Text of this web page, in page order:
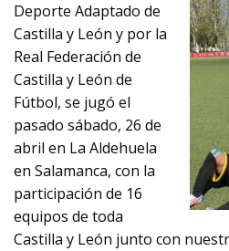
Deporte Adaptado de
Castilla y León y por la
Real Federación de
Castilla y León de
Fútbol, se jugó el
pasado sábado, 26 de
abril en La Aldehuela
en Salamanca, con la
participación de 16
equipos de toda
Castilla y León junto con